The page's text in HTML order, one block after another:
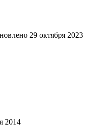
29 октября 2023
2014